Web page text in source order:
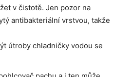
v čistotě. Jen pozor na
antibakteriální vrstvou, takže
útroby chladničky vodou se